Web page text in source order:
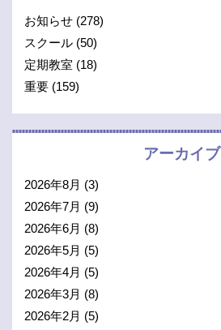
お知らせ (278)
スクール (50)
定期教室 (18)
重要 (159)
アーカイブ
2026年8月 (3)
2026年7月 (9)
2026年6月 (8)
2026年5月 (5)
2026年4月 (5)
2026年3月 (8)
2026年2月 (5)